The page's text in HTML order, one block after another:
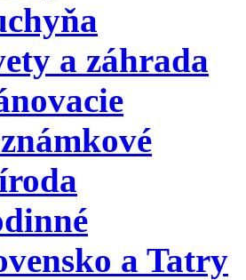
a záhrada
a Tatry